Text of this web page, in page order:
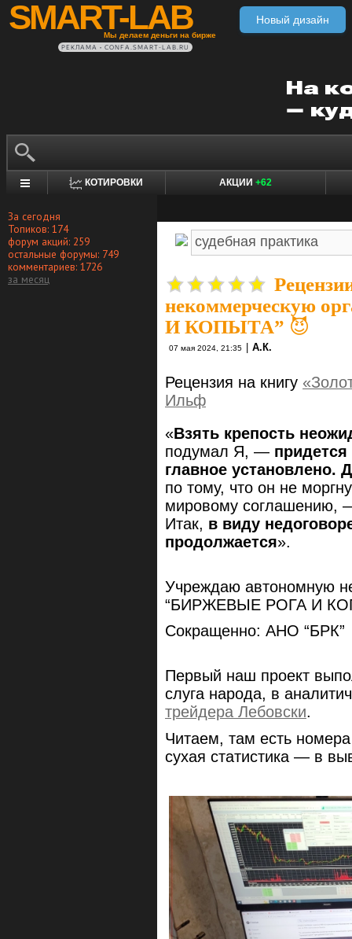
SMART-LAB
Мы делаем деньги на бирже
Новый дизайн
РЕКЛАМА • CONFA.SMART-LAB.RU
КОТИРОВКИ АКЦИИ +62
За сегодня
Топиков: 174
форум акций: 259
остальные форумы: 749
комментариев: 1726
за месяц
некоммерческую
И КОПЫТА” 😈
07 мая 2024, 21:35 А.К.
Рецензия на книгу
Ильф
«Взять крепость
подумал Я, —
главное установлено.
по тому, что он не
мировому соглашению,
Итак, в виду
продолжается».
Учреждаю автономную
“БИРЖЕВЫЕ РОГА И
Сокращенно: АНО “БРК”
Первый наш проект
слуга народа, в
трейдера Лебовски.
Читаем, там есть
сухая статистика — в